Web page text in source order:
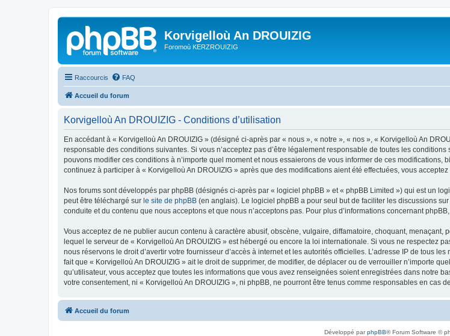
Korvigelloù An DROUIZIG
Foromoù KERZROUIZIG
Raccourcis FAQ
Accueil du forum
Korvigelloù An DROUIZIG - Conditions d’utilisation
En accédant à « Korvigelloù An DROUIZIG » (désigné ci-après par « nous », « notre », « nos », « Korvigelloù An
responsable des conditions suivantes. Si vous n’acceptez pas d’être légalement responsable de toutes les
pouvons modifier ces conditions à n’importe quel moment et nous essaierons de vous informer de ces
continuez à participer à « Korvigelloù An DROUIZIG » après que des modifications aient été effectuées, vous
Nos forums sont développés par phpBB (désignés ci-après par « logiciel phpBB » et « phpBB Limited ») qui est un
peut être téléchargé sur le site de phpBB (en anglais). Le logiciel phpBB a pour seul but de faciliter les discussions
conduite et du contenu que nous acceptons et que nous n’acceptons pas. Pour plus d’informations concernant
Vous acceptez de ne publier aucun contenu à caractère abusif, obscène, vulgaire, diffamatoire, choquant,
lequel le serveur de « Korvigelloù An DROUIZIG » est hébergé ou encore la loi internationale. Si vous ne respectez
nous réservons le droit d’avertir votre fournisseur d’accès à internet et les autorités officielles. L’adresse IP de tous
fait que « Korvigelloù An DROUIZIG » ait le droit de supprimer, de modifier, de déplacer ou de verrouiller n’importe
qu’utilisateur, vous acceptez que toutes les informations que vous avez renseignées soient enregistrées dans notre
votre consentement, ni « Korvigelloù An DROUIZIG », ni phpBB, ne pourront être tenus comme responsables en cas
Accueil du forum
Développé parphpBB® Forum Software ©